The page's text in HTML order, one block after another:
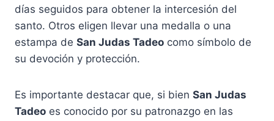
días seguidos para obtener la intercesión del
santo. Otros eligen llevar una medalla o una
estampa de San Judas Tadeo como símbolo de
su devoción y protección.
Es importante destacar que, si bien San Judas
Tadeo es conocido por su patronazgo en las